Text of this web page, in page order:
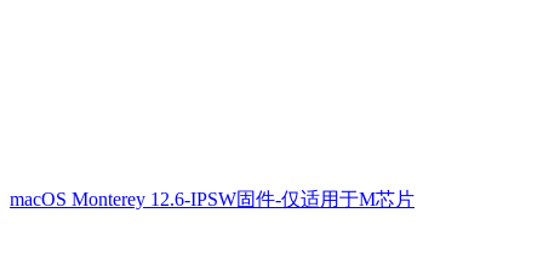
macOS Monterey 12.6-IPSW固件-仅适用于M芯片